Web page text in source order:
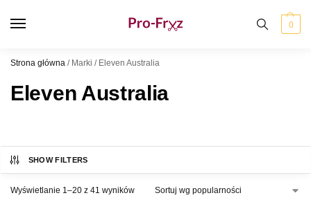
0
Strona główna / Marki / Eleven Australia
Eleven Australia
SHOW FILTERS
Wyświetlanie 1–20 z 41 wyników